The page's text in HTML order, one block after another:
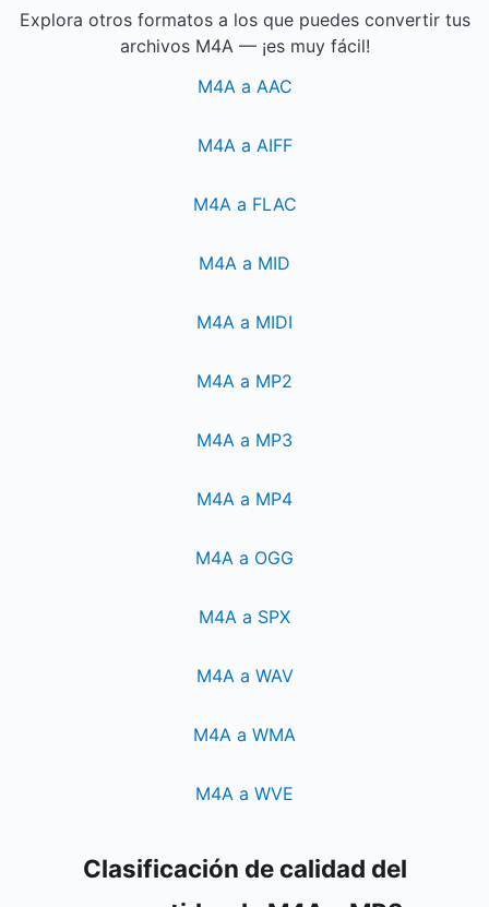
Explora otros formatos a los que puedes convertir tus
archivos M4A — ¡es muy fácil!
M4A a AAC
M4A a AIFF
M4A a FLAC
M4A a MID
M4A a MIDI
M4A a MP2
M4A a MP3
M4A a MP4
M4A a OGG
M4A a SPX
M4A a WAV
M4A a WMA
M4A a WVE
Clasificación de calidad del